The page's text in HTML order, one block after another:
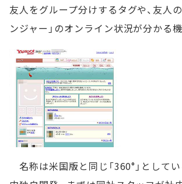
友人をグループ分けするタグや、友人の
ンジャー」のオンライン状況が分かる
名称は米国版と同じ「360°」として